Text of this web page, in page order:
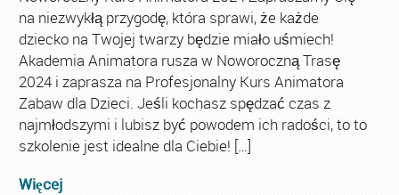
na niezwykłą przygodę, która sprawi, że każde
dziecko na Twojej twarzy będzie miało uśmiech!
Akademia Animatora rusza w Noworoczną Trasę
2024 i zaprasza na Profesjonalny Kurs Animatora
Zabaw dla Dzieci. Jeśli kochasz spędzać czas z
najmłodszymi i lubisz być powodem ich radości, to to
szkolenie jest idealne dla Ciebie! […]
Więcej